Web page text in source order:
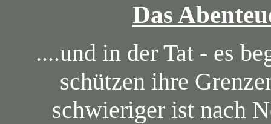
Das
....und in der Tat - es
schützen ihre
schwieriger ist nach